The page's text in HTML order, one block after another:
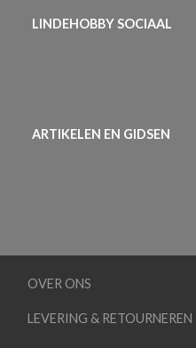
LINDEHOBBY SOCIAAL
ARTIKELEN EN GIDSEN
OVER ONS
LEVERING & RETOURNEREN